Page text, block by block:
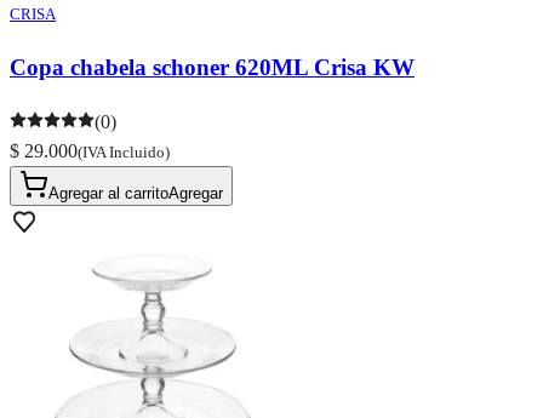
CRISA
Copa chabela schoner 620ML Crisa KW
(0)
$ 29.000(IVA Incluido)
Agregar al carritoAgregar